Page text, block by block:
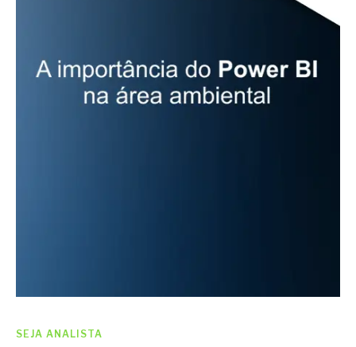
SEJA ANALISTA